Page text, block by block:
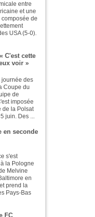
entre
et une
de
USA (5-0).
C'est cette
voir »
journée des
Coupe du
de
imposée
de la Polsat
juin. Des ...
en seconde
s'est
la Pologne
Melvine
en
prend la
Pays-Bas
FC